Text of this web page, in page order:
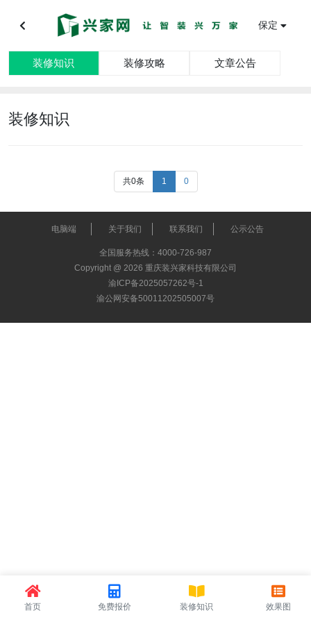
保定
装修知识 装修攻略 文章公告
装修知识
共0条 1 0
电脑端 关于我们 联系我们 公示公告
全国服务热线：4000-726-987
Copyright @ 2026 重庆装兴家科技有限公司
渝ICP备2025057262号-1
渝公网安备50011202505007号
首页 免费报价 装修知识 效果图